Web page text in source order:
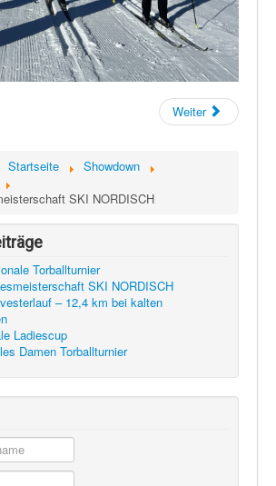
Weiter
Startseite
Showdown
SKI NORDISCH
Torballturnier
SKI NORDISCH
– 12,4 km bei kalten
Ladiescup
Damen Torballturnier